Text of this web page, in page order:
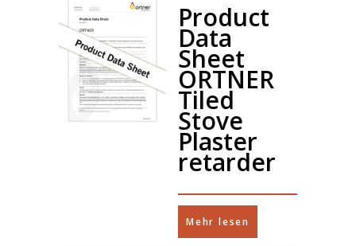
Product
Data
Sheet
ORTNER
Tiled
Stove
Plaster
retarder
Mehr lesen